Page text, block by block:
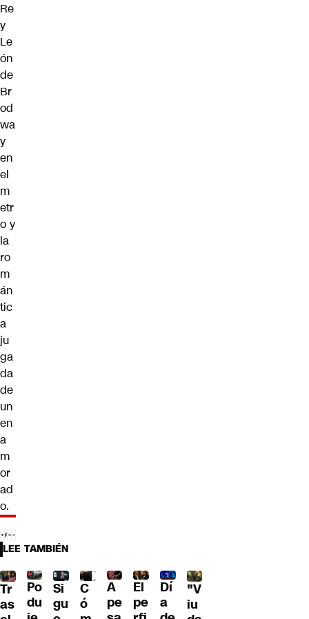
Re
y
Le
ón
de
Br
od
wa
y
en
el
m
etr
o y
la
ro
m
án
tic
a
ju
ga
da
de
un
en
a
m
or
ad
o.
LEE TAMBIÉN
Tr
as
Po
du
Si
gu
C
ó
A
pe
El
pe
Dí
a
"V
iu